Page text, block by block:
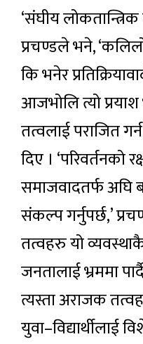
‘संघीय
प्रचण्डले भने,
कि भनेर
आजभोलि त्यो
तत्वलाई पराजित गर्न
दिए । ‘परिवर्तनको
समाजवादतर्फ अघि
संकल्प गर्नुपर्छ,’
तत्वहरु यो
जनतालाई भ्रममा
त्यस्ता अराजक
युवा–विद्यार्थीलाई